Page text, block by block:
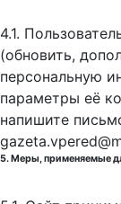
4.1.
(обновить,
персональную
параметры её
напишите
5. Меры, применяемые